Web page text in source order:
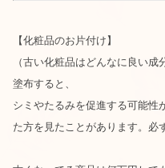
【化粧品のお片付け】
（古い化粧品はどんなに良い
塗布すると、
シミやたるみを促進する可能性
た方を見たことがあります。 必